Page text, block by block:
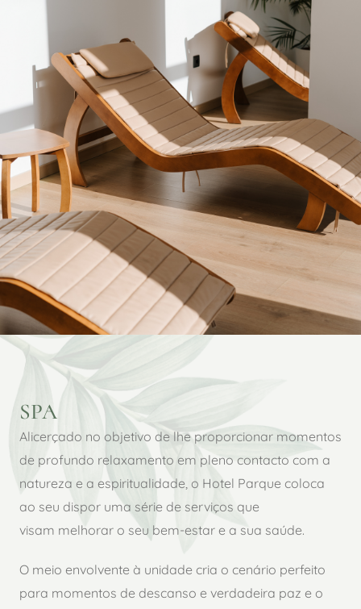
SPA
Alicerçado no objetivo de lhe proporcionar momentos
de profundo relaxamento em pleno contacto com a
natureza e a espiritualidade, o Hotel Parque coloca
ao seu dispor uma série de serviços que
visam melhorar o seu bem-estar e a sua saúde.
O meio envolvente à unidade cria o cenário perfeito
para momentos de descanso e verdadeira paz e o